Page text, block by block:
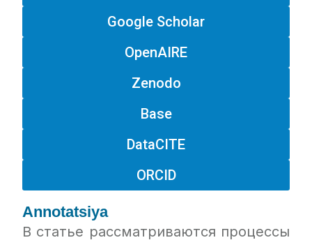
Google Scholar
OpenAIRE
Zenodo
Base
DataCITE
ORCID
Annotatsiya
В статье рассматриваются процессы